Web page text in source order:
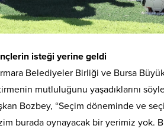
isteği yerine geldi
Belediyeler Birliği ve Bursa
mutluluğunu yaşadıklarını
Bozbey, “Seçim döneminde ve
burada oynayacak bir yerimiz yok.